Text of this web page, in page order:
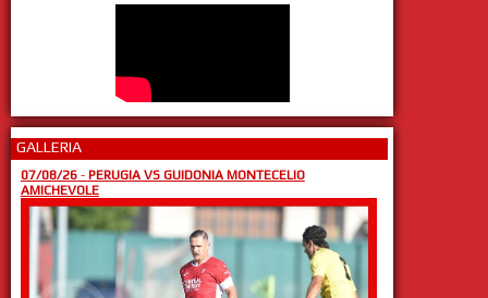
GALLERIA
07/08/26- PERUGIA VS GUIDONIA MONTECELIO
AMICHEVOLE